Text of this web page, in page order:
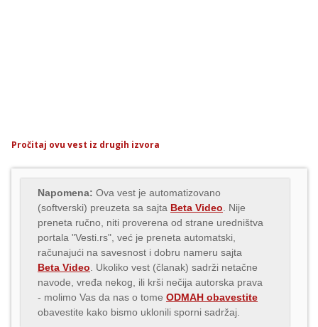
Pročitaj ovu vest iz drugih izvora
Napomena: Ova vest je automatizovano
(softverski) preuzeta sa sajta Beta Video . Nije
preneta ručno, niti proverena od strane uredništva
portala "Vesti.rs", već je preneta automatski,
računajući na savesnost i dobru nameru sajta
Beta Video . Ukoliko vest (članak) sadrži netačne
navode, vređa nekog, ili krši nečija autorska prava
- molimo Vas da nas o tome ODMAH obavestite
obavestite kako bismo uklonili sporni sadržaj.